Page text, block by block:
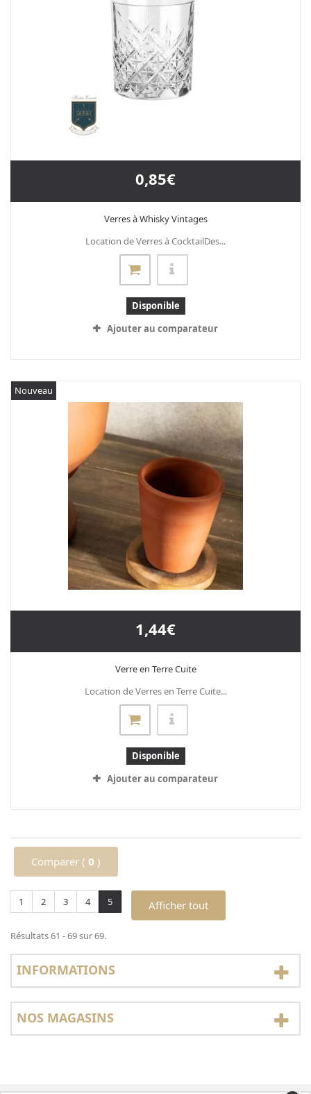
0,85€
Verres à Whisky Vintages
Location de Verres à CocktailDes...
Disponible
Ajouter au comparateur
Nouveau
1,44€
Verre en Terre Cuite
Location de Verres en Terre Cuite...
Disponible
Ajouter au comparateur
Comparer ( 0 )
Afficher tout
1 2 3 4 5
Résultats 61 - 69 sur 69.
INFORMATIONS
NOS MAGASINS